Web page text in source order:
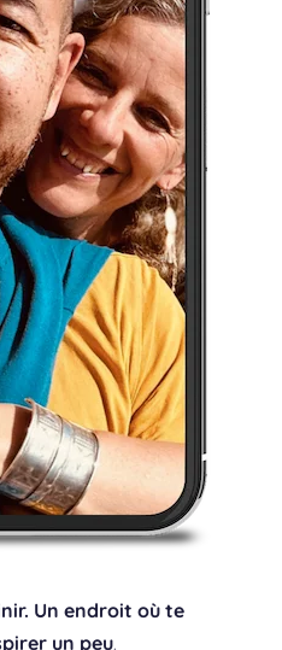
Un endroit où te
un peu.